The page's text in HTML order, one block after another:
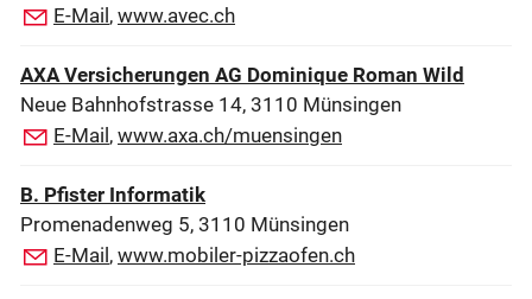
E-Mail, www.avec.ch
AXA Versicherungen AG Dominique Roman Wild
Neue Bahnhofstrasse 14, 3110 Münsingen
E-Mail, www.axa.ch/muensingen
B. Pfister Informatik
Promenadenweg 5, 3110 Münsingen
E-Mail, www.mobiler-pizzaofen.ch